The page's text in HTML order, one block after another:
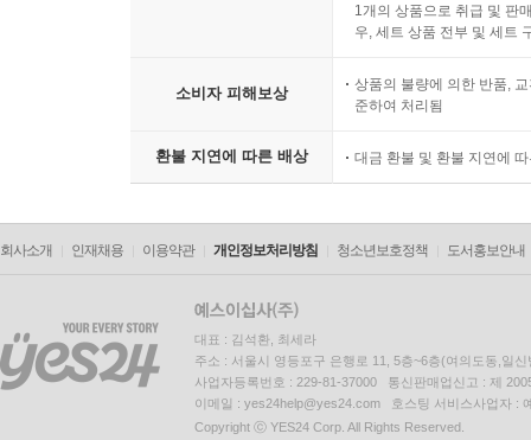
1개의 상품으로 취급 및 판
우, 세트 상품 전부 및 세트
소비자 피해보상
상품의 불량에 의한 반품,
준하여 처리됨
환불 지연에 따른 배상 대금 환불 및 환불 지연에
회사소개 인재채용 이용약관 개인정보처리방침 청소년보호정책 도서홍보안내
대표 : 김석환, 최세라
주소 : 서울시 영등포구 은행로 11, 5층~6층(여의도동,일신
사업자등록번호 : 229-81-37000 통신판매업신고 : 제
이메일 : yes24help@yes24.com 호스팅 서비스사업자 :
Copyright ⓒ YES24 Corp. All Rights Reserved.